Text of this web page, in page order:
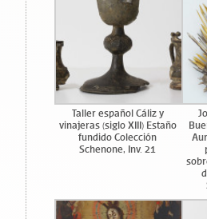
Taller español Cáliz y
vinajeras (siglo XIII) Estaño
fundido Colección
Schenone, Inv. 21